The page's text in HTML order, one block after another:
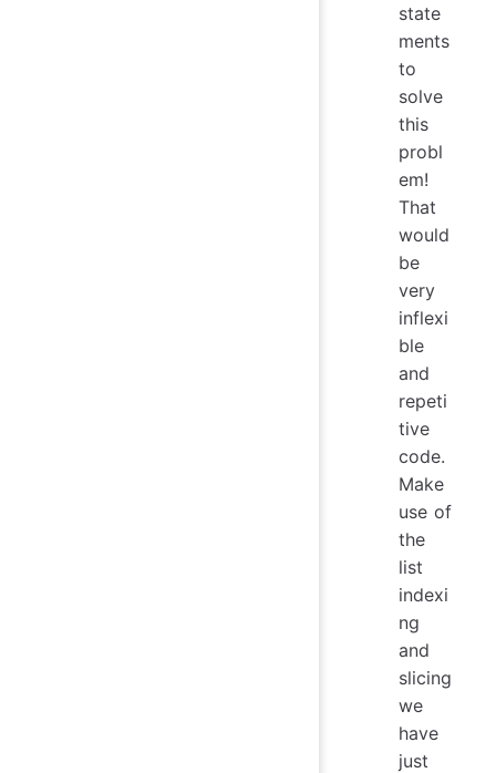
state
ments
to
solve
this
probl
em!
That
would
be
very
inflexi
ble
and
repeti
tive
code.
Make
use of
the
list
indexi
ng
and
slicing
we
have
just